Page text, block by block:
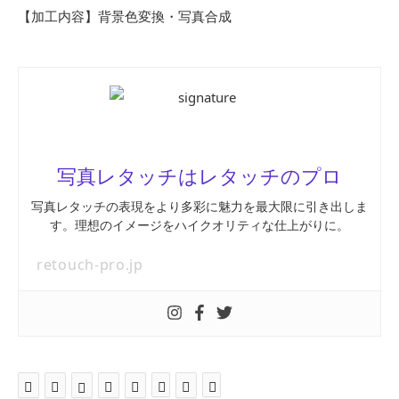
【加工内容】背景色変換・写真合成
写真レタッチはレタッチのプロ
写真レタッチの表現をより多彩に魅力を最大限に引き出しま
す。理想のイメージをハイクオリティな仕上がりに。
retouch-pro.jp